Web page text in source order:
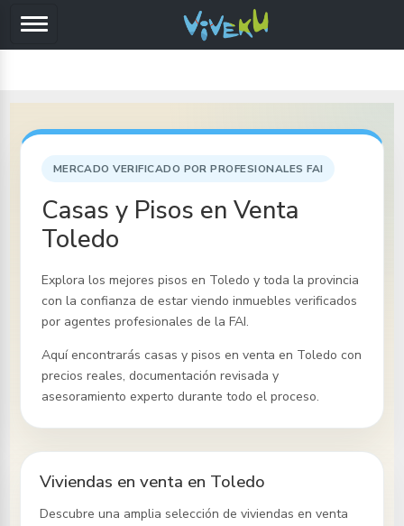
MERCADO VERIFICADO POR PROFESIONALES FAI
Casas y Pisos en Venta
Toledo
Explora los mejores pisos en Toledo y toda la provincia
con la confianza de estar viendo inmuebles verificados
por agentes profesionales de la FAI.
Aquí encontrarás casas y pisos en venta en Toledo con
precios reales, documentación revisada y
asesoramiento experto durante todo el proceso.
Viviendas en venta en Toledo
Descubre una amplia selección de viviendas en venta